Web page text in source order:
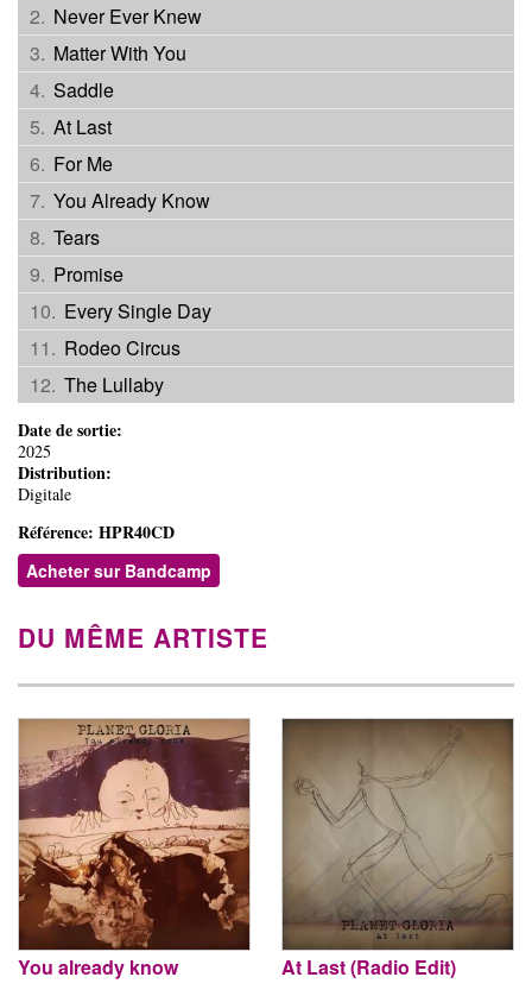
Never Ever Knew
Matter With You
Saddle
At Last
For Me
You Already Know
Tears
Promise
Every Single Day
Rodeo Circus
The Lullaby
Date de sortie:
2025
Distribution:
Digitale
Référence: HPR40CD
Acheter sur Bandcamp
DU MÊME ARTISTE
You already know At Last (Radio Edit)